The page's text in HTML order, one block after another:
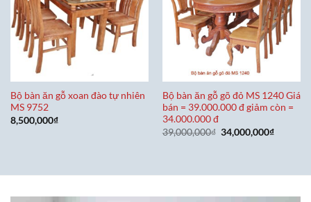
Bộ bàn ăn gỗ xoan đào tự nhiên
MS 9752
8,500,000₫
Bộ bàn ăn gỗ gõ đỏ MS 1240 Giá
bán = 39.000.000 đ giảm còn =
34.000.000 đ
39,000,000₫ Giá
gốc
34,000,000₫Giá